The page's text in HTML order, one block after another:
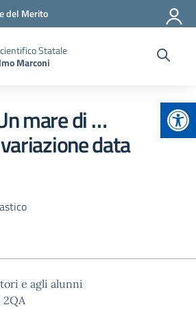
del Merito
Statale
Marconi
mare di …
data
e agli alunni
2QA